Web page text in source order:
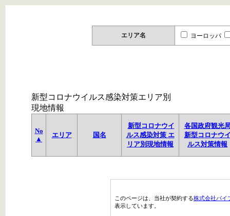
エリア名 ヨーロッパ
新型コロナウイルス感染対策エリア別
現地情報
No
▲
エリア 国名
新型コロナウイ
ルス感染対策 エ
リア別現地情報
各国政府観光
新型コロナウ
ルス対策情報
このページは、当社が契約する株式会社パイ
表示しています。